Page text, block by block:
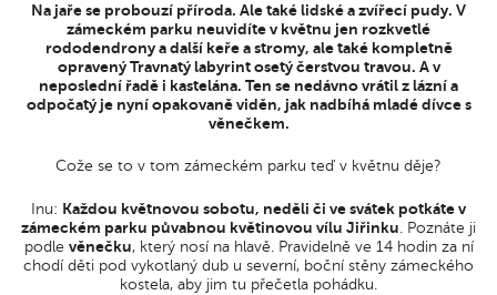
Na jaře se probouzí příroda. Ale také lidské a zvířecí pudy. V
zámeckém parku neuvidíte v květnu jen rozkvetlé
rododendrony a další keře a stromy, ale také kompletně
opravený Travnatý labyrint osetý čerstvou travou. A v
neposlední řadě i kastelána. Ten se nedávno vrátil z lázní a
odpočatý je nyní opakovaně viděn, jak nadbíhá mladé dívce s
věnečkem.
Cože se to v tom zámeckém parku teď v květnu děje?
Inu: Každou květnovou sobotu, neděli či ve svátek potkáte v
zámeckém parku půvabnou květinovou vílu Jiřinku. Poznáte ji
podle věnečku, který nosí na hlavě. Pravidelně ve 14 hodin za ní
chodí děti pod vykotlaný dub u severní, boční stěny zámeckého
kostela, aby jim tu přečetla pohádku.